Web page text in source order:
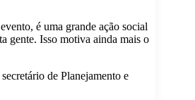
é uma grande ação social
gente. Isso motiva ainda mais o
de Planejamento e